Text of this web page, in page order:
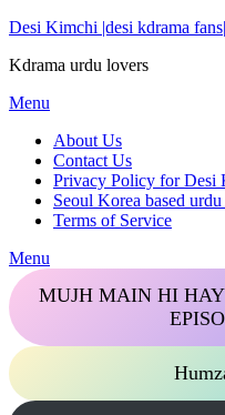
Skip
content
Desi Kimchi |desi kdrama fans|
Kdrama urdu lovers
Menu
About Us
Contact Us
Privacy Policy for Desi
Seoul Korea based
Terms of Service
Menu
MUJH MAIN HI